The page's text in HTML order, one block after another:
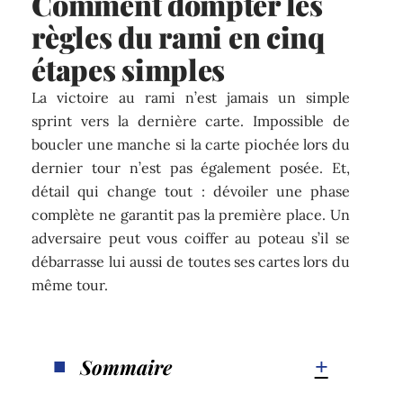
règles du rami en cinq
étapes simples
La victoire au rami n’est jamais un simple
sprint vers la dernière carte. Impossible de
boucler une manche si la carte piochée lors du
dernier tour n’est pas également posée. Et,
détail qui change tout : dévoiler une phase
complète ne garantit pas la première place. Un
adversaire peut vous coiffer au poteau s’il se
débarrasse lui aussi de toutes ses cartes lors du
même tour.
Sommaire